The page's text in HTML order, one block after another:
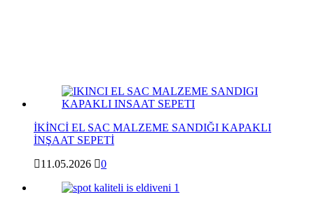
İKİNCİ EL SAC MALZEME SANDIĞI KAPAKLI
İNŞAAT SEPETİ
11.05.2026
0